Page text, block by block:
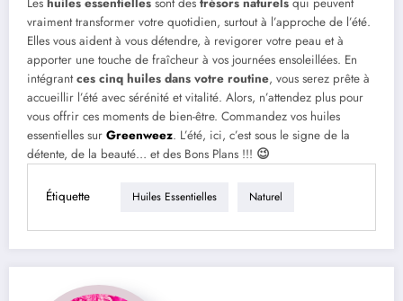
vraiment transformer votre quotidien, surtout à l’approche de l’été.
Elles vous aident à vous détendre, à revigorer votre peau et à
apporter une touche de fraîcheur à vos journées ensoleillées. En
intégrantces cinq huiles dans votre routine, vous serez prête à
accueillir l’été avec sérénité et vitalité. Alors, n’attendez plus pour
vous offrir ces moments de bien-être. Commandez vos huiles
essentielles sur Greenweez. L’été, ici, c’est sous le signe de la
détente, de la beauté… et des Bons Plans !!! 😉
Étiquette Huiles Essentielles Naturel